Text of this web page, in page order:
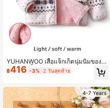
YUHANWOO เสื้อแจ็กเก็ตนุ่มนิ่มของส
าวน้อย, เสื้อแจ็กเก็ตกันลมกันหนาวผ้าบุ
รองด้านใน มีคอ พิมพ์ลายดอกไม้ สำหรั
฿416 -3% 2 วันสุดท้าย
4-7 Years